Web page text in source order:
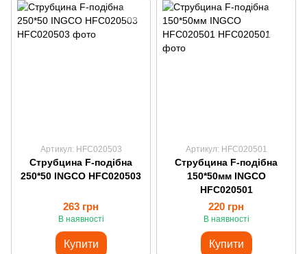
Артикул: HFC020503
Струбцина F-подібна
250*50 INGCO HFC020503
263 грн
В наявності
Купити
Артикул: HFC020501
Струбцина F-подібна
150*50мм INGCO
HFC020501
220 грн
В наявності
Купити